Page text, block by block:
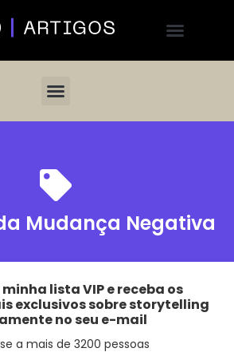
Mudança Negativa
lista VIP e receba os
exclusivos sobre storytelling
no seu e-mail
a mais de 3200 pessoas